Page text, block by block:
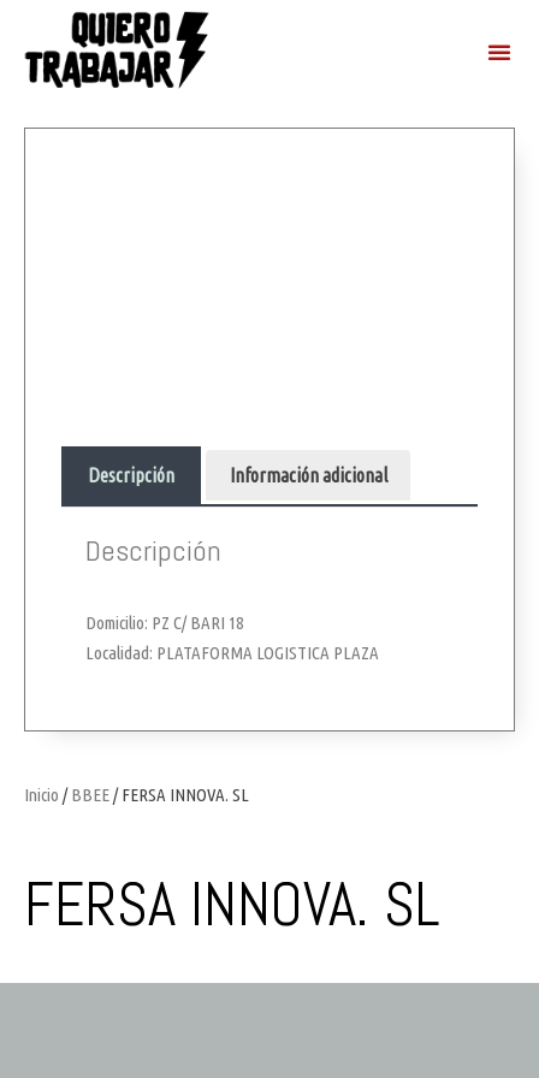
Inicio /BBEE/ FERSA INNOVA. SL
FERSA INNOVA. SL
Descripción Información adicional
Descripción
Domicilio: PZ C/ BARI 18
Localidad: PLATAFORMA LOGISTICA PLAZA